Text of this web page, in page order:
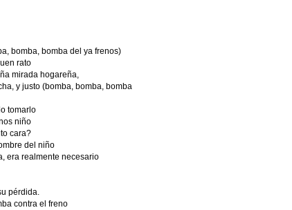
bomba, bomba del ya frenos)
rato
mirada hogareña,
y justo (bomba, bomba, bomba
tomarlo
niño
cara?
del niño
era realmente necesario
pérdida.
contra el freno